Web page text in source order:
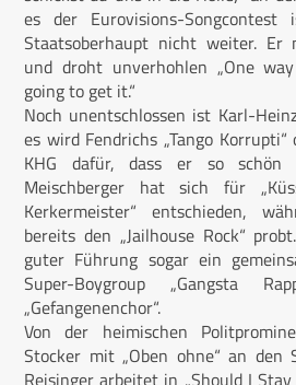
es der Eurovisions-
Staatsoberhaupt nicht weiter. Er
und droht unverhohlen „One
going to get it.“
Noch unentschlossen ist Karl-
es wird Fendrichs „Tango Korrupti“
KHG dafür, dass er so schön
Meischberger hat sich für
Kerkermeister“ entschieden,
bereits den „Jailhouse Rock“
guter Führung sogar ein
Super-Boygroup „Gangsta
„Gefangenenchor“.
Von der heimischen
Stocker mit „Oben ohne“ an den
Reisinger arbeitet in „Should I